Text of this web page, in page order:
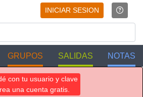
INICIAR SESION
GRUPOS SALIDAS NOTAS
con tu usuario y clave
una cuenta gratis.